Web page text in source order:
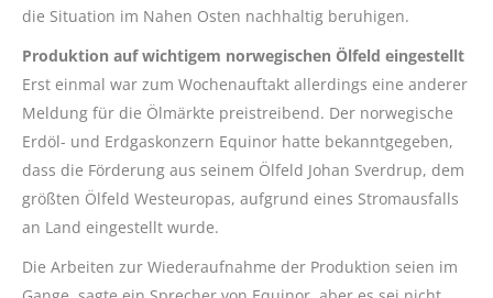
die Situation im Nahen Osten nachhaltig beruhigen.
Produktion auf wichtigem norwegischen Ölfeld eingestellt
Erst einmal war zum Wochenauftakt allerdings eine anderer
Meldung für die Ölmärkte preistreibend. Der norwegische
Erdöl- und Erdgaskonzern Equinor hatte bekanntgegeben,
dass die Förderung aus seinem Ölfeld Johan Sverdrup, dem
größten Ölfeld Westeuropas, aufgrund eines Stromausfalls
an Land eingestellt wurde.
Die Arbeiten zur Wiederaufnahme der Produktion seien im